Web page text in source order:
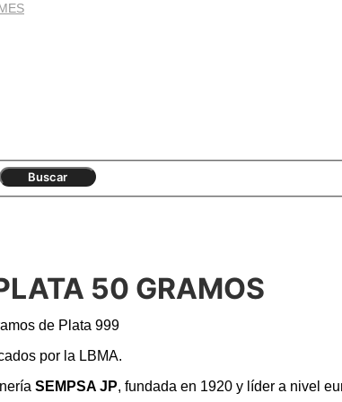
50 GRAMOS
de Plata 999
por la LBMA.
SEMPSA JP, fundada en 1920 y líder a nivel